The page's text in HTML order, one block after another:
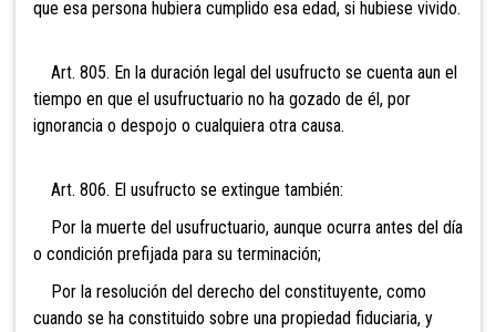
que esa persona hubiera cumplido esa edad, si hubiese vivido.
Art. 805. En la duración legal del usufructo se cuenta aun el
tiempo en que el usufructuario no ha gozado de él, por
ignorancia o despojo o cualquiera otra causa.
Art. 806. El usufructo se extingue también:
Por la muerte del usufructuario, aunque ocurra antes del día
o condición prefijada para su terminación;
Por la resolución del derecho del constituyente, como
cuando se ha constituido sobre una propiedad fiduciaria, y